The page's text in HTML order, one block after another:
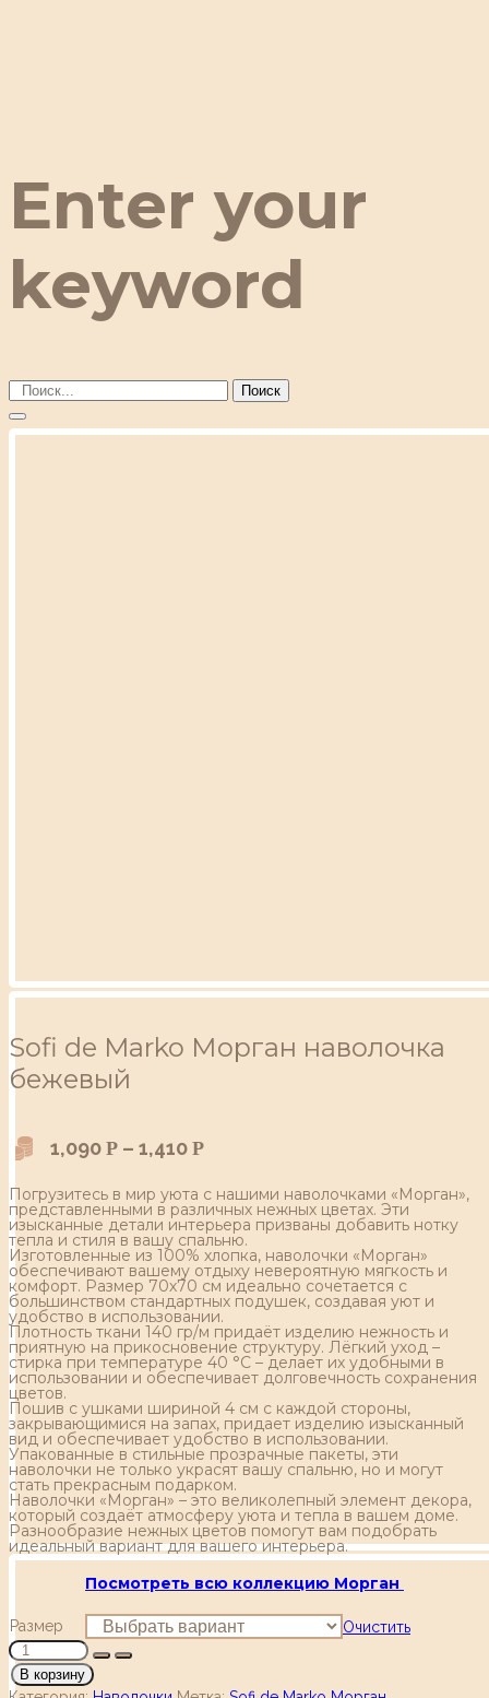
Enter your
keyword
Поиск
Sofi de Marko Морган наволочка
бежевый
1,090 Р – 1,410 Р
Погрузитесь в мир уюта с нашими наволочками «Морган»,
представленными в различных нежных цветах. Эти
изысканные детали интерьера призваны добавить нотку
тепла и стиля в вашу спальню.
Изготовленные из 100% хлопка, наволочки «Морган»
обеспечивают вашему отдыху невероятную мягкость и
комфорт. Размер 70х70 см идеально сочетается с
большинством стандартных подушек, создавая уют и
удобство в использовании.
Плотность ткани 140 гр/м придаёт изделию нежность и
приятную на прикосновение структуру. Лёгкий уход –
стирка при температуре 40 °С – делает их удобными в
использовании и обеспечивает долговечность сохранения
цветов.
Пошив с ушками шириной 4 см с каждой стороны,
закрывающимися на запах, придает изделию изысканный
вид и обеспечивает удобство в использовании.
Упакованные в стильные прозрачные пакеты, эти
наволочки не только украсят вашу спальню, но и могут
стать прекрасным подарком.
Наволочки «Морган» – это великолепный элемент декора,
который создаёт атмосферу уюта и тепла в вашем доме.
Разнообразие нежных цветов помогут вам подобрать
идеальный вариант для вашего интерьера.
Посмотреть всю коллекцию Морган
Размер Очистить
В корзину